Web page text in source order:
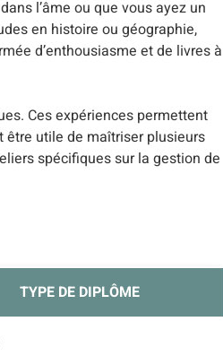
l’âme ou que vous ayez un
en histoire ou géographie,
d’enthousiasme et de livres à
Ces expériences permettent
être utile de maîtriser plusieurs
spécifiques sur la gestion de
TYPE DE DIPLÔME